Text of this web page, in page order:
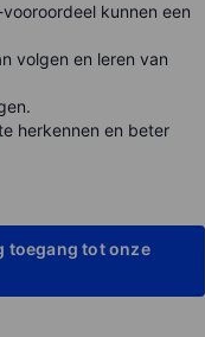
kunnen een
volgen en leren van
herkennen en beter
toegang tot onze